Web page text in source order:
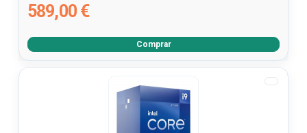
589,00 €
Comprar